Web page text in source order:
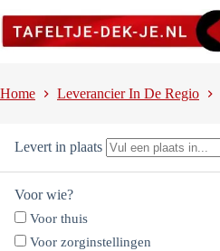
naar
Home Leverancier In De Regio
Levert in plaats
Voor wie?
Voor thuis
Voor zorginstellingen